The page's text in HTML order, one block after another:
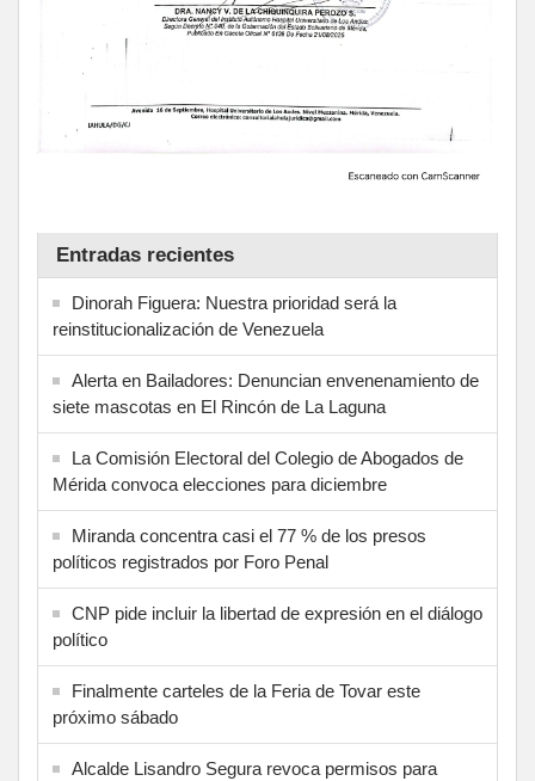
Entradas recientes
Dinorah Figuera: Nuestra prioridad será la
reinstitucionalización de Venezuela
Alerta en Bailadores: Denuncian envenenamiento de
siete mascotas en El Rincón de La Laguna
La Comisión Electoral del Colegio de Abogados de
Mérida convoca elecciones para diciembre
Miranda concentra casi el 77 % de los presos
políticos registrados por Foro Penal
CNP pide incluir la libertad de expresión en el diálogo
político
Finalmente carteles de la Feria de Tovar este
próximo sábado
Alcalde Lisandro Segura revoca permisos para